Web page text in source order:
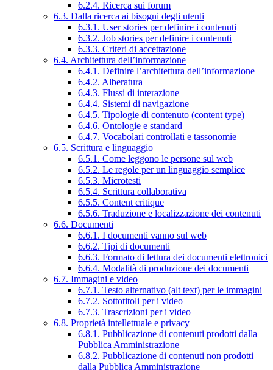
6.2.4. Ricerca sui forum
6.3. Dalla ricerca ai bisogni degli utenti
6.3.1. User stories per definire i contenuti
6.3.2. Job stories per definire i contenuti
6.3.3. Criteri di accettazione
6.4. Architettura dell’informazione
6.4.1. Definire l’architettura dell’informazione
6.4.2. Alberatura
6.4.3. Flussi di interazione
6.4.4. Sistemi di navigazione
6.4.5. Tipologie di contenuto (content type)
6.4.6. Ontologie e standard
6.4.7. Vocabolari controllati e tassonomie
6.5. Scrittura e linguaggio
6.5.1. Come leggono le persone sul web
6.5.2. Le regole per un linguaggio semplice
6.5.3. Microtesti
6.5.4. Scrittura collaborativa
6.5.5. Content critique
6.5.6. Traduzione e localizzazione dei contenuti
6.6. Documenti
6.6.1. I documenti vanno sul web
6.6.2. Tipi di documenti
6.6.3. Formato di lettura dei documenti elettronici
6.6.4. Modalità di produzione dei documenti
6.7. Immagini e video
6.7.1. Testo alternativo (alt text) per le immagini
6.7.2. Sottotitoli per i video
6.7.3. Trascrizioni per i video
6.8. Proprietà intellettuale e privacy
6.8.1. Pubblicazione di contenuti prodotti dalla
Pubblica Amministrazione
6.8.2. Pubblicazione di contenuti non prodotti
dalla Pubblica Amministrazione